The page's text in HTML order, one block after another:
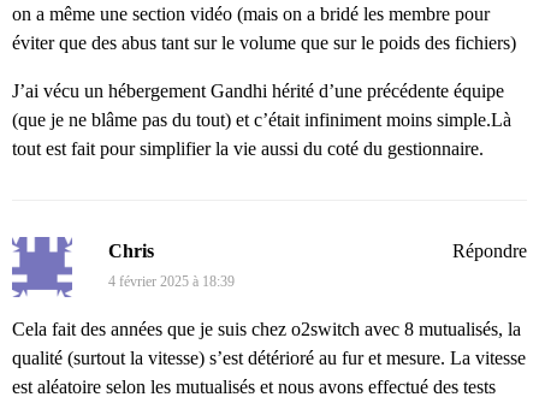
on a même une section vidéo (mais on a bridé les membre pour
éviter que des abus tant sur le volume que sur le poids des fichiers)
J’ai vécu un hébergement Gandhi hérité d’une précédente équipe
(que je ne blâme pas du tout) et c’était infiniment moins simple.Là
tout est fait pour simplifier la vie aussi du coté du gestionnaire.
Chris
4 février 2025 à 18:39
Cela fait des années que je suis chez o2switch avec 8 mutualisés, la
qualité (surtout la vitesse) s’est détérioré au fur et mesure. La vitesse
est aléatoire selon les mutualisés et nous avons effectué des tests
Répondre